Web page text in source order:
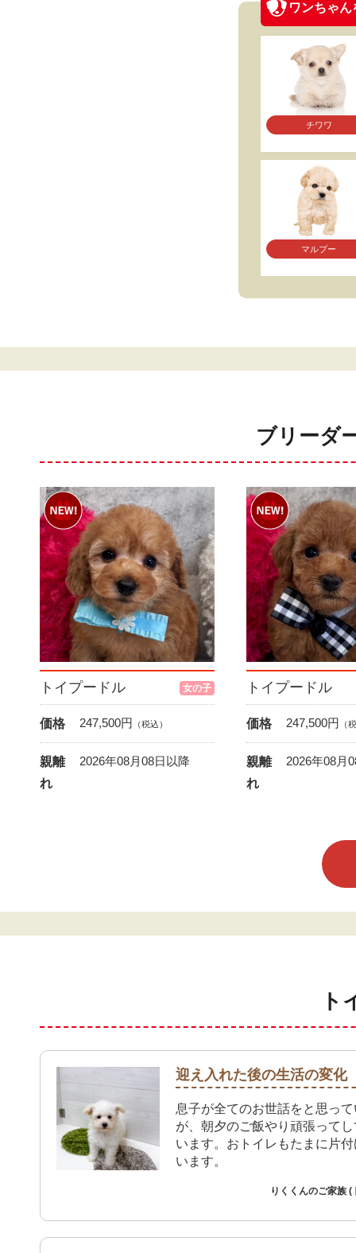
ワンちゃん
チワワ
マルプー
ブリーダ
トイプードル 女の子
価格 247,500円 （税込）
親離
れ
2026年08月08日以降
トイプードル
価格 247,500円 （
親離
れ
2026年08月
ト
迎え入れた後の生活の変化
息子が全てのお世話をと思っ
が、朝夕のご飯やり頑張って
います。おトイレもたまに片
います。
りくくんのご家族 (